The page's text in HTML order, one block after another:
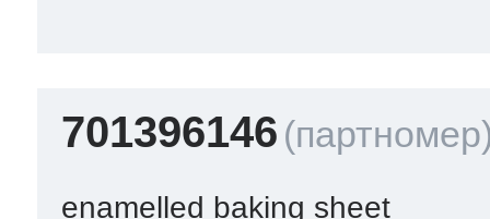
701396146
enamelled baking sheet